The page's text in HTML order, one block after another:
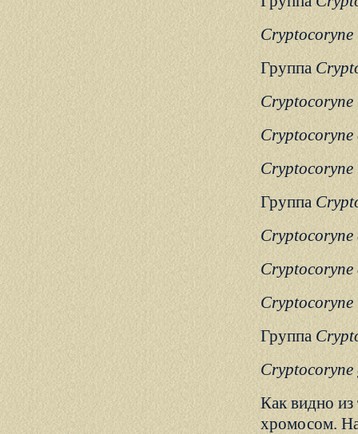
Группа
Группа
Группа
Cryptocoryne
Как видно
хромосом.